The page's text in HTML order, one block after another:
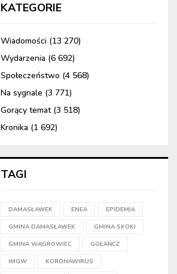
KATEGORIE
Wiadomości (13 270)
Wydarzenia (6 692)
Społeczeństwo (4 568)
Na sygnale (3 771)
Gorący temat(3 518)
Kronika (1 692)
TAGI
DAMASŁAWEK ENEA EPIDEMIA
GMINA DAMASŁAWEK GMINA SKOKI
GMINA WĄGROWIEC GOŁAŃCZ
IMGW KORONAWIRUS